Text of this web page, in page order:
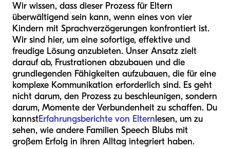
Wir wissen, dass dieser Prozess für Eltern
überwältigend sein kann, wenn eines von vier
Kindern mit Sprachverzögerungen konfrontiert ist.
Wir sind hier, um eine sofortige, effektive und
freudige Lösung anzubieten. Unser Ansatz zielt
darauf ab, Frustrationen abzubauen und die
grundlegenden Fähigkeiten aufzubauen, die für eine
komplexe Kommunikation erforderlich sind. Es geht
nicht darum, den Prozess zu beschleunigen, sondern
darum, Momente der Verbundenheit zu schaffen. Du
kannstErfahrungsberichte von Eltern lesen, um zu
sehen, wie andere Familien Speech Blubs mit
großem Erfolg in ihren Alltag integriert haben.